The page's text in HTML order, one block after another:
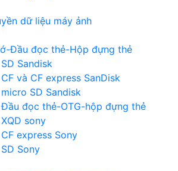
dữ liệu máy ảnh
Đầu đọc thẻ-Hộp đựng thẻ
Sandisk
và CF express SanDisk
SD Sandisk
đọc thẻ-OTG-hộp đựng thẻ
sony
express Sony
Sony